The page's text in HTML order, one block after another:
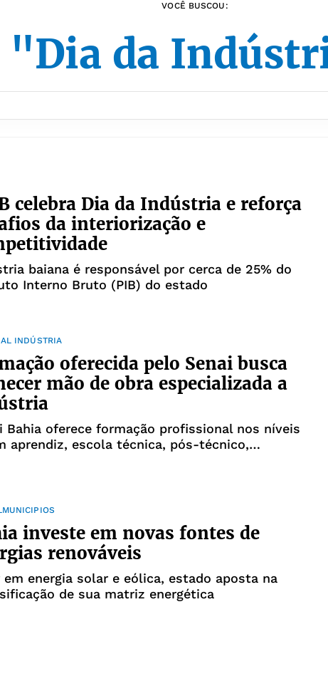
VOCÊ BUSCOU:
"Dia da
celebra Dia da Indústria e reforça
da interiorização e
baiana é responsável por cerca de 25% do
Interno Bruto (PIB) do estado
INDÚSTRIA
oferecida pelo Senai busca
mão de obra especializada a
Bahia oferece formação profissional nos níveis
aprendiz, escola técnica, pós-técnico,
investe em novas fontes de
renováveis
em energia solar e eólica, estado aposta na
de sua matriz energética